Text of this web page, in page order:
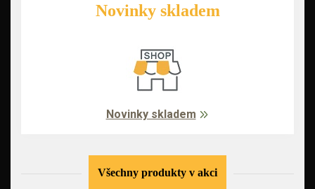
Novinky skladem
Novinky skladem
Všechny produkty v akci